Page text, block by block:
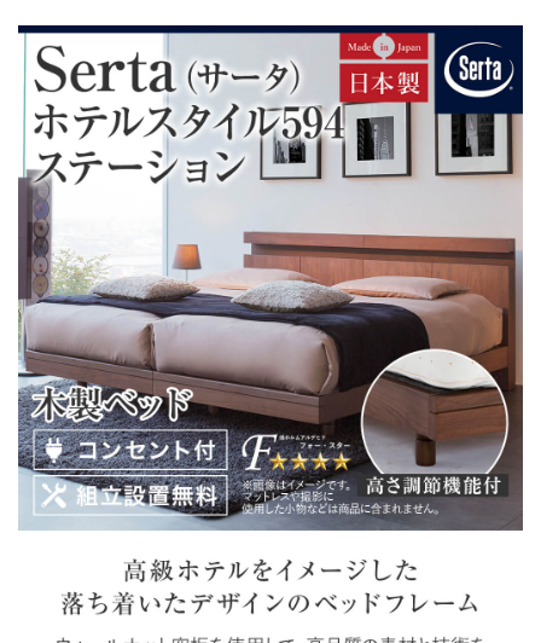
・フレームの脚は組み立て時にハイ・ローに調節できま
・組立設置無料！
・この商品は組み立て式です。
・ベッドフレームのみの金額です。
・配送日指定OK！
※北海道・沖縄・離島等一部地域へのお届けは別途送料
が発生する場合がございます。また発送予定も変更にな
が、閲覧環境により誤差がでる場合がございますのでご
了承ください。